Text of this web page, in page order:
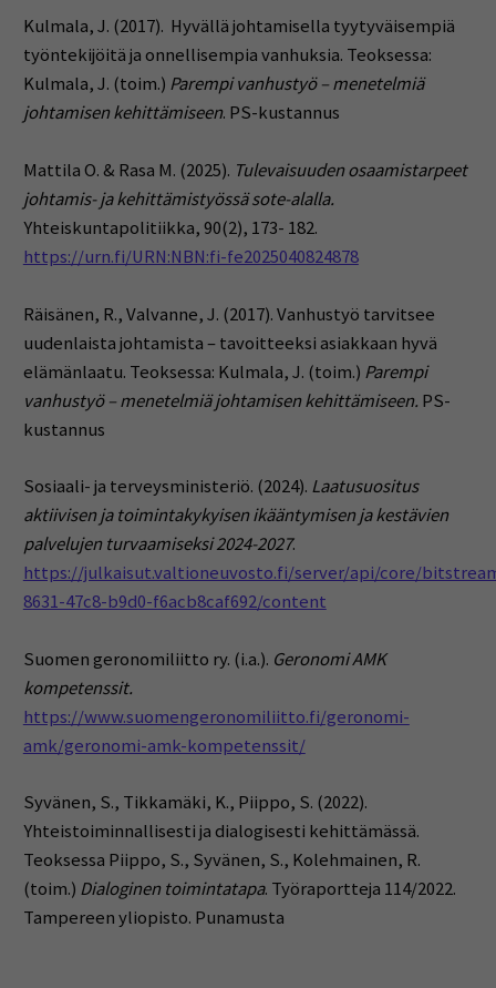
Kulmala, J. (2017). Hyvällä johtamisella tyytyväisempiä
työntekijöitä ja onnellisempia vanhuksia. Teoksessa:
Kulmala, J. (toim.) Parempi vanhustyö – menetelmiä
johtamisen kehittämiseen. PS-kustannus
Mattila O. & Rasa M. (2025). Tulevaisuuden osaamistarpeet
johtamis- ja kehittämistyössä sote-alalla.
Yhteiskuntapolitiikka, 90(2), 173- 182.
https://urn.fi/URN:NBN:fi-fe2025040824878
Räisänen, R., Valvanne, J. (2017). Vanhustyö tarvitsee
uudenlaista johtamista – tavoitteeksi asiakkaan hyvä
elämänlaatu. Teoksessa: Kulmala, J. (toim.) Parempi
vanhustyö – menetelmiä johtamisen kehittämiseen. PS-
kustannus
Sosiaali- ja terveysministeriö. (2024). Laatusuositus
aktiivisen ja toimintakykyisen ikääntymisen ja kestävien
palvelujen turvaamiseksi 2024-2027.
https://julkaisut.valtioneuvosto.fi/server/api/core/
8631-47c8-b9d0-f6acb8caf692/content
Suomen geronomiliitto ry. (i.a.). Geronomi AMK
kompetenssit.
https://www.suomengeronomiliitto.fi/geronomi-
amk/geronomi-amk-kompetenssit/
Syvänen, S., Tikkamäki, K., Piippo, S. (2022).
Yhteistoiminnallisesti ja dialogisesti kehittämässä.
Teoksessa Piippo, S., Syvänen, S., Kolehmainen, R.
(toim.) Dialoginen toimintatapa. Työraportteja 114/2022.
Tampereen yliopisto. Punamusta